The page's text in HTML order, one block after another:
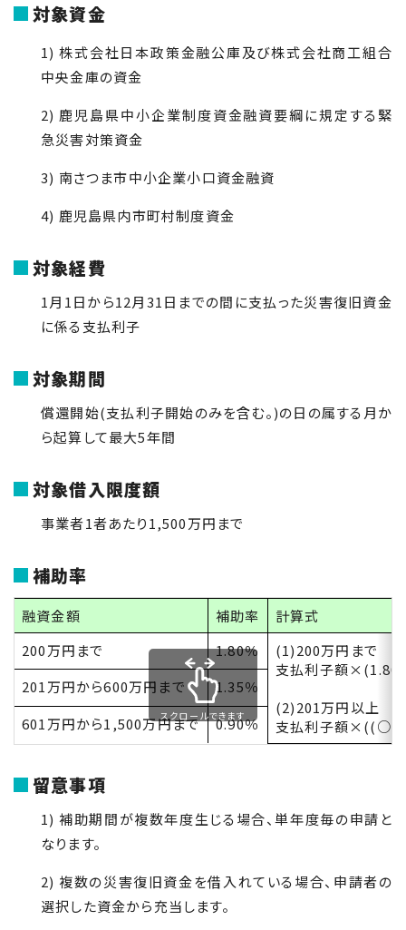
対象資金
1) 株式会社日本政策金融公庫及び株式会社商工組合
中央金庫の資金
2) 鹿児島県中小企業制度資金融資要綱に規定する緊
急災害対策資金
3) 南さつま市中小企業小口資金融資
4) 鹿児島県内市町村制度資金
対象経費
1月1日から12月31日までの間に支払った災害復旧資金
に係る支払利子
対象期間
償還開始(支払利子開始のみを含む。)の日の属する月か
ら起算して最大5年間
対象借入限度額
事業者1者あたり1,500万円まで
補助率
融資金額 補助率
計算式
200万円まで 1.80％ (1)200万円まで
支払利子額× (1.80
(2)201万円以上
支払利子額× ((○○
201 万円から600万円まで 1.35％
601 万円から1,500万円まで 0.90％
スクロールできます
留意事項
1) 補助期間が複数年度生じる場合、単年度毎の申請と
なります。
2) 複数の災害復旧資金を借入れている場合、申請者の
選択した資金から充当します。